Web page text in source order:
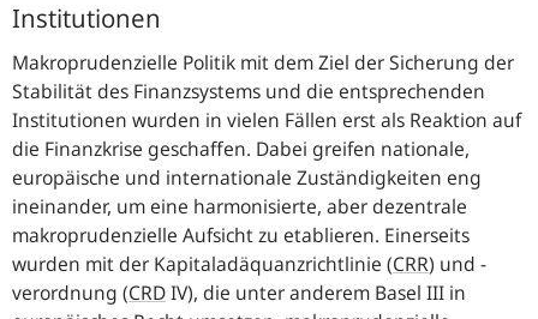
Institutionen
Makroprudenzielle Politik mit dem Ziel der Sicherung der
Stabilität des Finanzsystems und die entsprechenden
Institutionen wurden in vielen Fällen erst als Reaktion auf
die Finanzkrise geschaffen. Dabei greifen nationale,
europäische und internationale Zuständigkeiten eng
ineinander, um eine harmonisierte, aber dezentrale
makroprudenzielle Aufsicht zu etablieren. Einerseits
wurden mit der Kapitaladäquanzrichtlinie (CRR) und -
verordnung (CRDIV), die unter anderem Basel III in